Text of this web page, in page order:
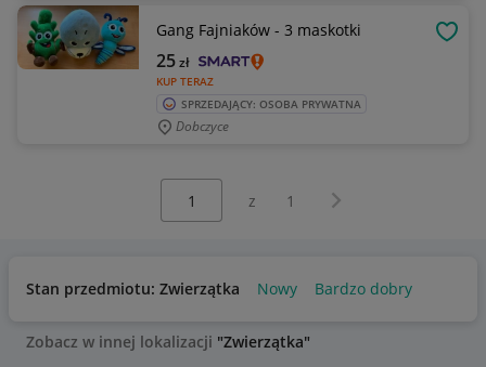
Gang Fajniaków - 3 maskotki
KUP TERAZ
25zł
SPRZEDAJĄCY: OSOBA PRYWATNA
Dobczyce
z 1 Następna strona
Stan przedmiotu: Zwierzątka Nowy Bardzo dobry
Zobacz w innej lokalizacji "Zwierzątka"